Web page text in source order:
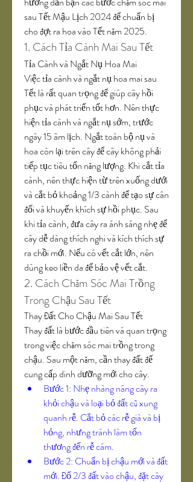
sau Tết Mậu Lịch 2024 để chuẩn bị
cho đợt ra hoa vào Tết năm 2025.
1. Cách Tỉa Cành Mai Sau Tết
Tỉa Cành và Ngắt Nụ Hoa Mai
Việc tỉa cành và ngắt nụ hoa mai sau
Tết là rất quan trọng để giúp cây hồi
phục và phát triển tốt hơn. Nên thực
hiện tỉa cành và ngắt nụ sớm, trước
ngày 15 âm lịch. Ngắt toàn bộ nụ và
hoa còn lại trên cây để cây không phải
tiếp tục tiêu tốn năng lượng. Khi cắt tỉa
cành, nên thực hiện từ trên xuống dưới
và cắt bỏ khoảng 1/3 cành để tạo sự cân
đối và khuyến khích sự hồi phục. Sau
khi tỉa cành, đưa cây ra ánh sáng nhẹ để
cây dễ dàng thích nghi và kích thích sự
ra chồi mới. Nếu có vết cắt lớn, nên
dùng keo liền da để bảo vệ vết cắt.
2. Cách Chăm Sóc Mai Trồng
Trong Chậu Sau Tết
Thay Đất Cho Chậu Mai Sau Tết
Thay đất là bước đầu tiên và quan trọng
trong việc chăm sóc mai trồng trong
chậu. Sau một năm, cần thay đất để
cung cấp dinh dưỡng mới cho cây.
Bước 1: Nhẹ nhàng nâng cây ra
khỏi chậu và loại bỏ đất cũ xung
quanh rễ. Cắt bỏ các rễ già và bị
hỏng, nhưng tránh làm tổn
thương đến rễ cám.
Bước 2: Chuẩn bị chậu mới và đất
mới. Đổ 2/3 đất vào chậu, đặt cây